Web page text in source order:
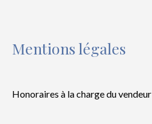
Mentions légales
Honoraires à la charge du vendeur